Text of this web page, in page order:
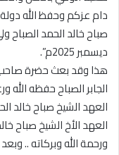
دام عزكم وحفظ الله
ديسمبر 2025م”.
هذا وقد بعث حضرة صاحب
الجابر الصباح حفظه
العهد الشيخ صباح خالد
العهد الأخ الشيخ صباح
ورحمة الله وبركاته ..